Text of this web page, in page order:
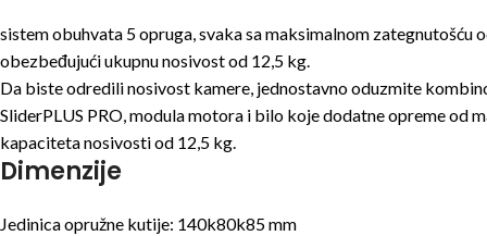
sistem obuhvata 5 opruga, svaka sa maksimalnom zategnutošću
obezbeđujući ukupnu nosivost od 12,5 kg.
Da biste odredili nosivost kamere, jednostavno oduzmite
SliderPLUS PRO, modula motora i bilo koje dodatne opreme od
kapaciteta nosivosti od 12,5 kg.
Dimenzije
Jedinica opružne kutije: 140k80k85 mm